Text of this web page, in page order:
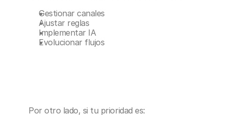
Gestionar canales
Ajustar reglas
Implementar IA
Evolucionar flujos
Por otro lado, si tu prioridad es: